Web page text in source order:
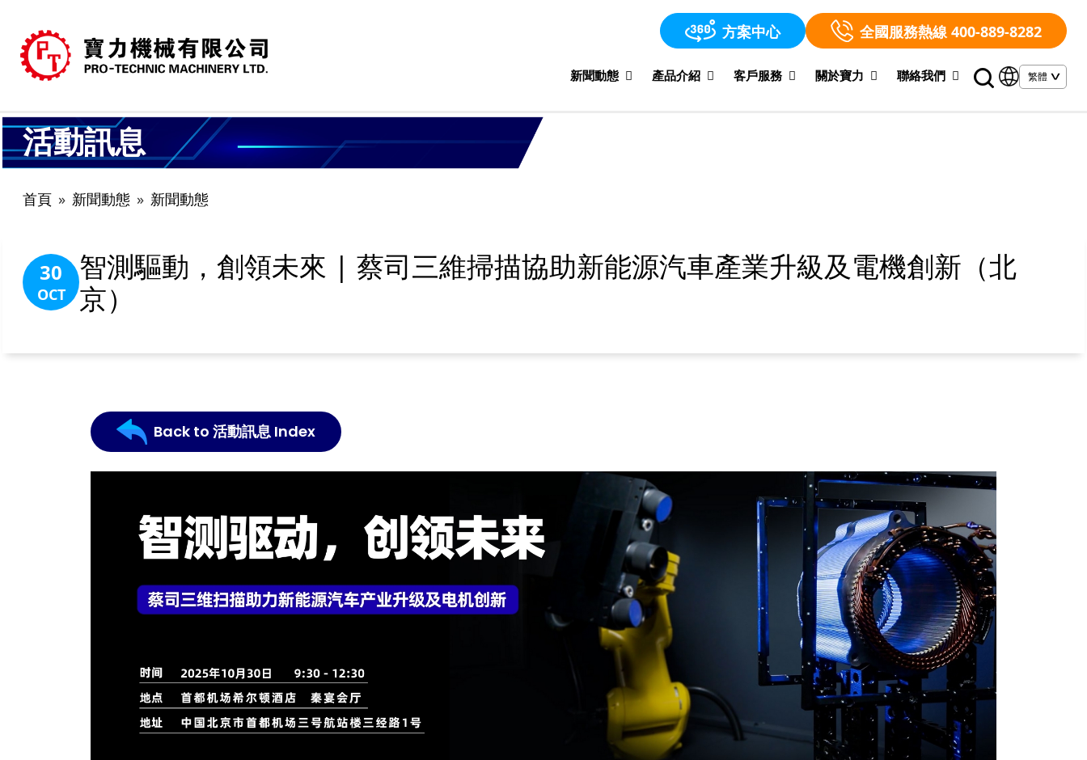
方案中心 全國服務熱線 400-889-8282
新聞動態 產品介紹 客戶服務 關於寶力 聯絡我們
活動訊息
首頁 新聞動態 新聞動態
30
OCT
智測驅動，創領未來 | 蔡司三維掃描協助新能源汽車產業升級及電機創新（北
京）
Back to 活動訊息 Index